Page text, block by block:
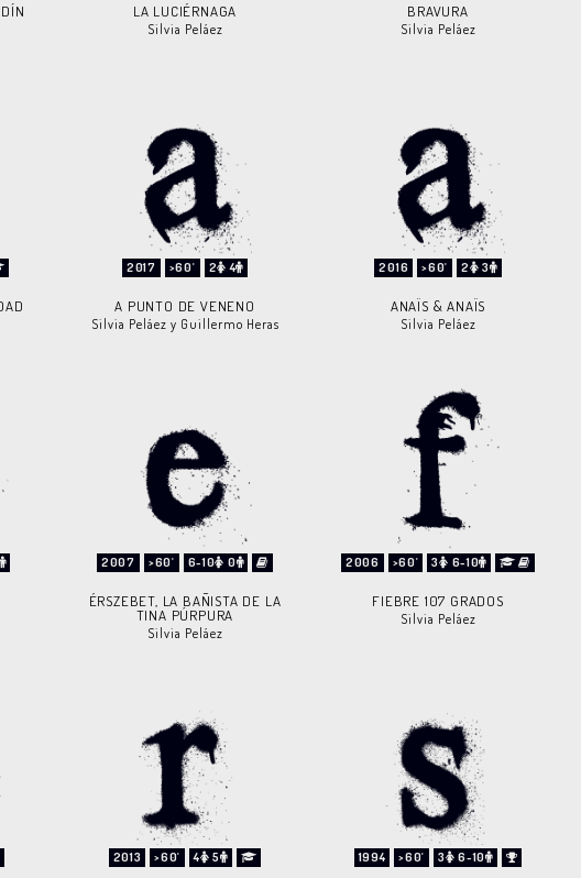
LA LUCIÉRNAGA
Silvia Peláez
BRAVURA
Silvia Peláez
2017 >60' 2 4
A PUNTO DE VENENO
Silvia Peláez y Guillermo Heras
2016 >60' 2 3
ANAÏS & ANAÏS
Silvia Peláez
2007 >60' 6-10 0
ÉRSZEBET, LA BAÑISTA DE LA
TINA PÚRPURA
Silvia Peláez
2006 >60' 3 6-10
FIEBRE 107 GRADOS
Silvia Peláez
2013 >60' 4 5 1994 >60' 3 6-10